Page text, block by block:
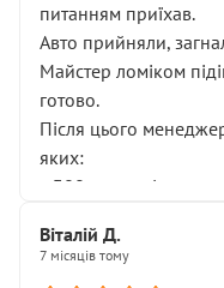
питанням приїхав.
Авто прийняли,
Майстер ломіком
готово.
Після цього
яких:
• 300 грн —
НЕ погоджував
Віталій Д.
7 місяців тому